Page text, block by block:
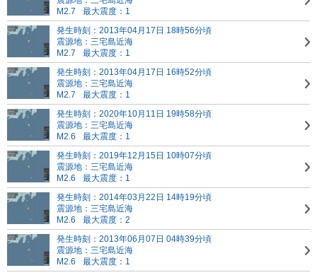
M2.7
最大震度：1
発生時刻：2013年04月17日 18時56分頃
震源地：三宅島近海
M2.7
最大震度：1
発生時刻：2013年04月17日 16時52分頃
震源地：三宅島近海
M2.7
最大震度：1
発生時刻：2020年10月11日 19時58分頃
震源地：三宅島近海
M2.6
最大震度：1
発生時刻：2019年12月15日 10時07分頃
震源地：三宅島近海
M2.6
最大震度：1
発生時刻：2014年03月22日 14時19分頃
震源地：三宅島近海
M2.6
最大震度：2
発生時刻：2013年06月07日 04時39分頃
震源地：三宅島近海
M2.6
最大震度：1